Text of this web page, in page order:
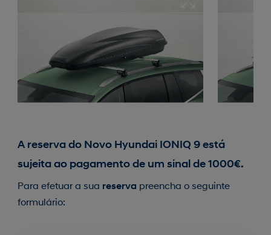
A reserva do Novo Hyundai IONIQ 9 está
sujeita ao pagamento de um sinal de 1000€.
Para efetuar a sua reserva preencha o seguinte
formulário: